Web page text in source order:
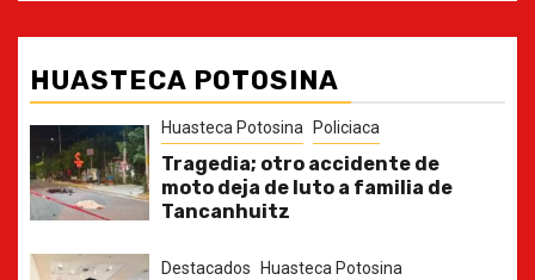
HUASTECA POTOSINA
Huasteca Potosina Policiaca
Tragedia; otro accidente de
moto deja de luto a familia de
Tancanhuitz
Destacados Huasteca Potosina